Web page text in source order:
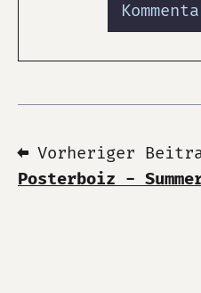
⬅ Vorheriger
Posterboiz -